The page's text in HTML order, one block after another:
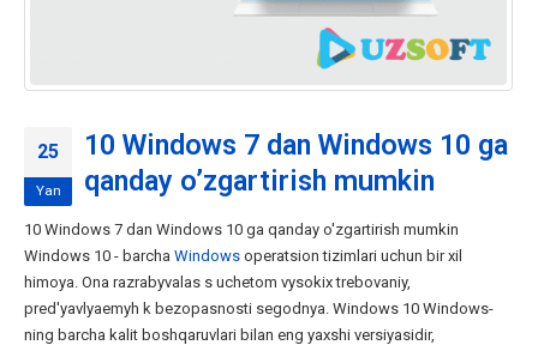
25
Yan
10 Windows 7 dan Windows 10 ga
qanday o’zgartirish mumkin
10 Windows 7 dan Windows 10 ga qanday o'zgartirish mumkin
Windows 10 - barcha Windows operatsion tizimlari uchun bir xil
himoya. Ona razrabyvalas s uchetom vysokix trebovaniy,
pred'yavlyaemyh k bezopasnosti segodnya. Windows 10 Windows-
ning barcha kalit boshqaruvlari bilan eng yaxshi versiyasidir,